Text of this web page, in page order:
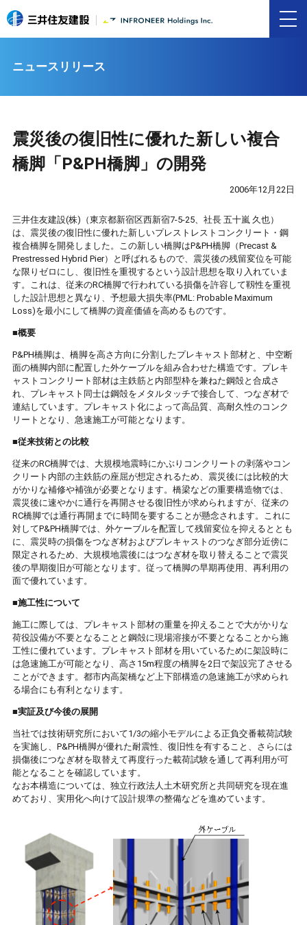
ニュースリリース
震災後の復旧性に優れた新しい複合
橋脚「P&PH橋脚」の開発
2006年12月22日
三井住友建設(株)（東京都新宿区西新宿7-5-25、社長 五十嵐 久也）
は、震災後の復旧性に優れた新しいプレストレストコンクリート・鋼
複合橋脚を開発しました。この新しい橋脚はP&PH橋脚（Precast &
Prestressed Hybrid Pier）と呼ばれるもので、震災後の残留変位を可能
な限りゼロにし、復旧性を重視するという設計思想を取り入れていま
す。これは、従来のRC橋脚で行われている損傷を許容して靱性を重視
した設計思想と異なり、予想最大損失率(PML: Probable Maximum
Loss)を最小にして橋脚の資産価値を高めるものです。
■概要
P&PH橋脚は、橋脚を高さ方向に分割したプレキャスト部材と、中空断
面の橋脚内部に配置した外ケーブルを組み合わせた構造です。プレキ
ャストコンクリート部材は主鉄筋と内部型枠を兼ねた鋼殻と合成さ
れ、プレキャスト同士は鋼殻をメタルタッチで接合して、つなぎ材で
連結しています。プレキャスト化によって高品質、高耐久性のコンク
リートとなり、急速施工が可能となります。
■従来技術との比較
従来のRC橋脚では、大規模地震時にかぶりコンクリートの剥落やコン
クリート内部の主鉄筋の座屈が想定されるため、震災後には比較的大
がかりな補修や補強が必要となります。橋梁などの重要構造物では、
震災後に速やかに通行を再開させる復旧性が求められますが、従来の
RC橋脚では通行再開までに時間を要することが懸念されます。これに
対してP&PH橋脚では、外ケーブルを配置して残留変位を抑えるととも
に、震災時の損傷をつなぎ材およびプレキャストのつなぎ部分近傍に
限定されるため、大規模地震後にはつなぎ材を取り替えることで震災
後の早期復旧が可能となります。従って橋脚の早期再使用、再利用の
面で優れています。
■施工性について
施工に際しては、プレキャスト部材の重量を抑えることで大がかりな
荷役設備が不要となることと鋼殻に現場溶接が不要となることから施
工性に優れています。プレキャスト部材を用いているために架設時に
は急速施工が可能となり、高さ15m程度の橋脚を2日で架設完了させる
ことができます。都市内高架橋など上下部構造の急速施工が求められ
る場合にも有利となります。
■実証及び今後の展開
当社では技術研究所において1/3の縮小モデルによる正負交番載荷試験
を実施し、P&PH橋脚が優れた耐震性、復旧性を有すること、さらには
損傷後につなぎ材を取替えて再度行った載荷試験を通して再利用が可
能となることを確認しています。
なお本構造については、独立行政法人土木研究所と共同研究を現在進
めており、実用化へ向けて設計規準の整備などを進めています。